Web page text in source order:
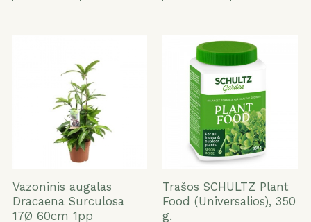
Vazoninis augalas
Dracaena Surculosa
17Ø 60cm 1pp
Trašos SCHULTZ Plant
Food (Universalios), 350
g.